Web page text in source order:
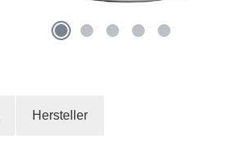
Hersteller